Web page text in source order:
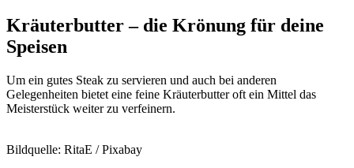
Kräuterbutter – die Krönung für deine
Speisen
Um ein gutes Steak zu servieren und auch bei anderen
Gelegenheiten bietet eine feine Kräuterbutter oft ein Mittel das
Meisterstück weiter zu verfeinern.
Bildquelle: RitaE / Pixabay